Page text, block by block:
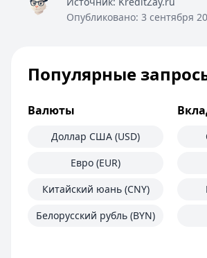
Опубликовано: 3 сентября
Популярные
Валюты
Доллар США (USD)
Евро (EUR)
Китайский юань (CNY)
Белорусский рубль (BYN)